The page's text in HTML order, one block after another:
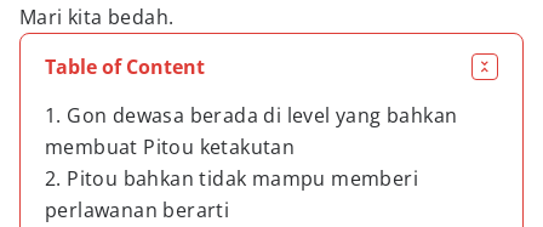
Mari kita bedah.
Table of Content
1. Gon dewasa berada di level yang bahkan
membuat Pitou ketakutan
2. Pitou bahkan tidak mampu memberi
perlawanan berarti